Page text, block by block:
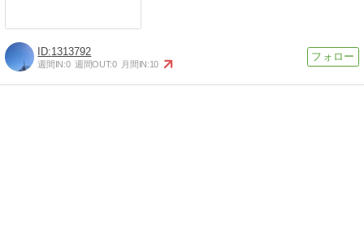
1313792
週間IN:0 週間OUT:0 月間IN:10